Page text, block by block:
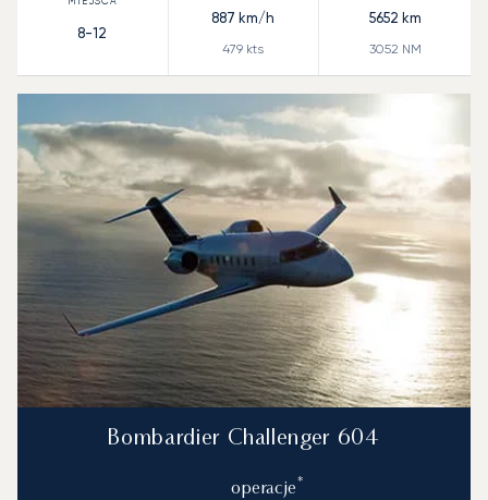
8-12
887 km/h
479 kts
5652 km
3052 NM
Bombardier Challenger 604
operacje*